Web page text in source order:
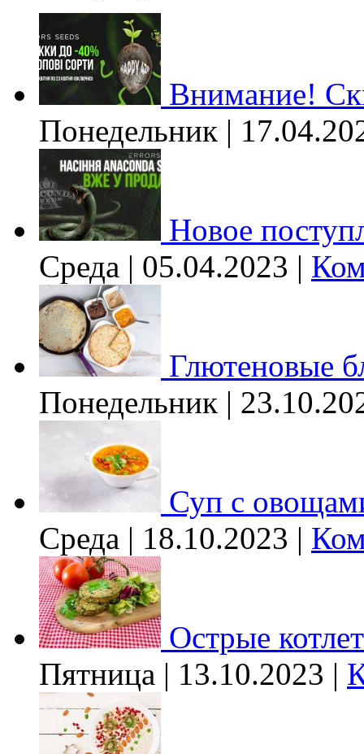
Внимание!
Понедельник |
Новое
Среда | 05.04.2023 |
Глютеновые
Понедельник |
Суп с
Среда | 18.10.2023 |
Острые
Пятница | 13.10.2023 |